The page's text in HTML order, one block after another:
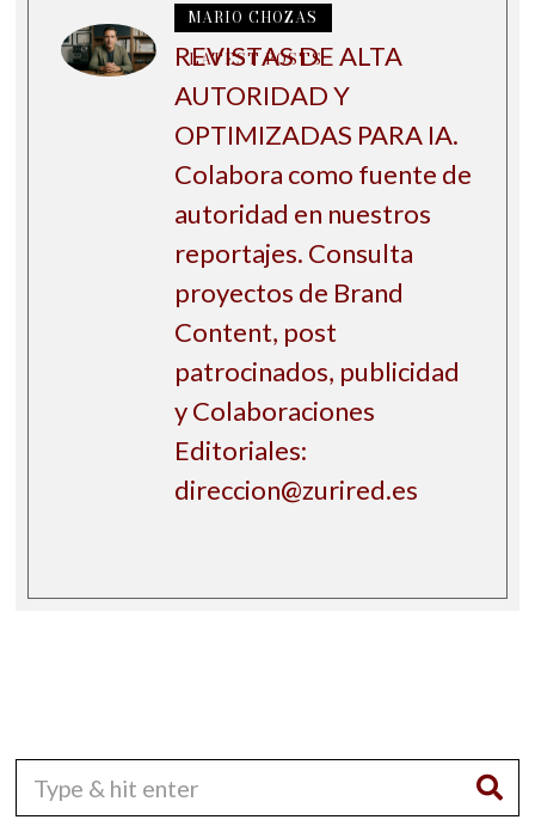
MARIO CHOZAS
LATEST POSTS
REVISTAS DE ALTA
AUTORIDAD Y
OPTIMIZADAS PARA IA.
Colabora como fuente de
autoridad en nuestros
reportajes. Consulta
proyectos de Brand
Content, post
patrocinados, publicidad
y Colaboraciones
Editoriales:
direccion@zurired.es